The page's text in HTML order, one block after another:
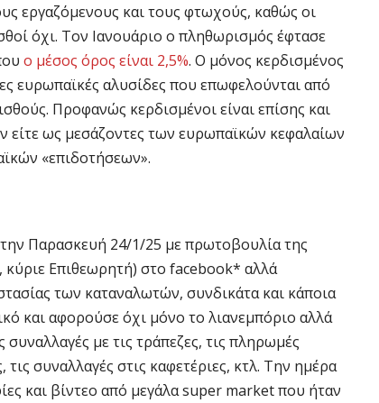
εργαζόμενους και τους φτωχούς, καθώς οι
όχι. Τον Ιανουάριο ο πληθωρισμός έφτασε
ο μέσος όρος είναι 2,5%. Ο μόνος κερδισμένος
ευρωπαϊκές αλυσίδες που επωφελούνται από
Προφανώς κερδισμένοι είναι επίσης και
είτε ως μεσάζοντες των ευρωπαϊκών κεφαλαίων
«επιδοτήσεων».
Παρασκευή 24/1/25 με πρωτοβουλία της
κύριε Επιθεωρητή) στο facebook* αλλά
των καταναλωτών, συνδικάτα και κάποια
και αφορούσε όχι μόνο το λιανεμπόριο αλλά
συναλλαγές με τις τράπεζες, τις πληρωμές
συναλλαγές στις καφετέριες, κτλ. Την ημέρα
και βίντεο από μεγάλα super market που ήταν